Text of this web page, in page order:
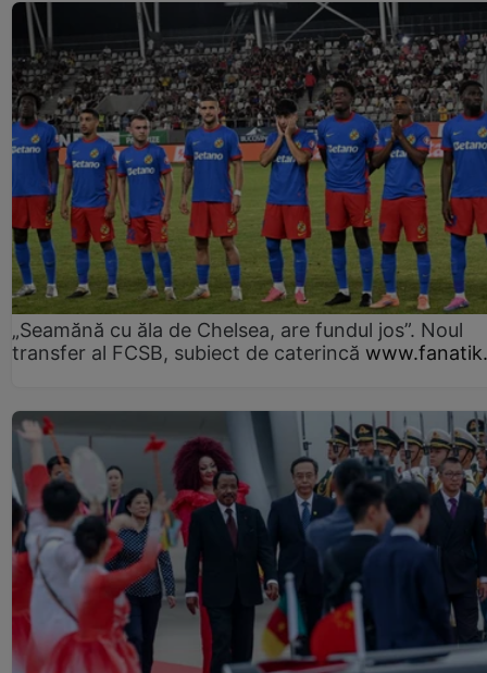
„Seamănă cu ăla de Chelsea, are fundul jos”. Noul
transfer al FCSB, subiect de caterincă